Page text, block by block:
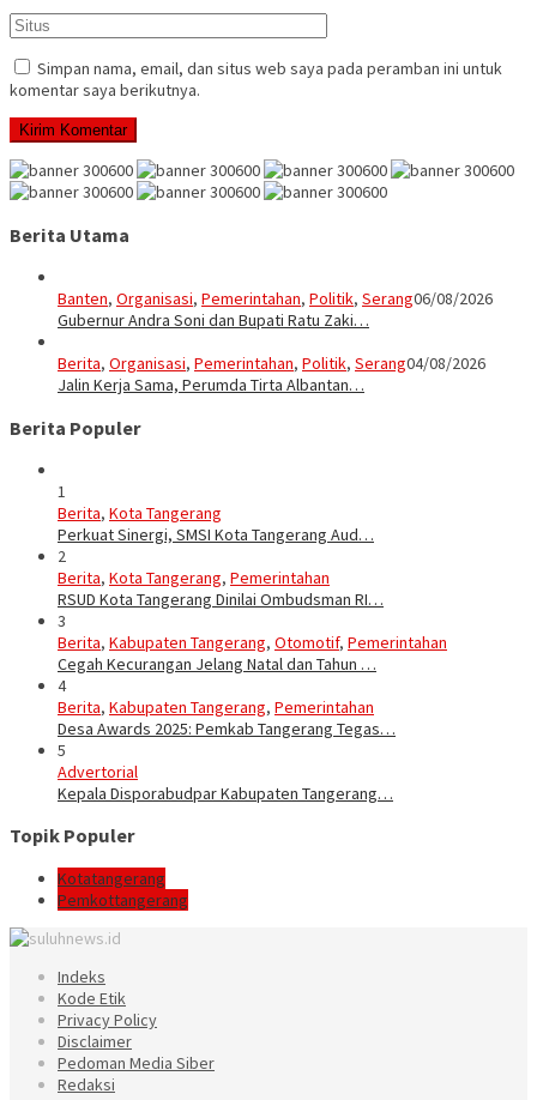
Simpan nama, email, dan situs web saya pada peramban ini untuk
komentar saya berikutnya.
Berita Utama
Banten, Organisasi, Pemerintahan, Politik, Serang06/08/2026
Gubernur Andra Soni dan Bupati Ratu Zaki…
Berita, Organisasi, Pemerintahan, Politik, Serang04/08/2026
Jalin Kerja Sama, Perumda Tirta Albantan…
Berita Populer
1
Berita, Kota Tangerang
Perkuat Sinergi, SMSI Kota Tangerang Aud…
2
Berita, Kota Tangerang, Pemerintahan
RSUD Kota Tangerang Dinilai Ombudsman RI…
3
Berita, Kabupaten Tangerang, Otomotif, Pemerintahan
Cegah Kecurangan Jelang Natal dan Tahun …
4
Berita, Kabupaten Tangerang, Pemerintahan
Desa Awards 2025: Pemkab Tangerang Tegas…
5
Advertorial
Kepala Disporabudpar Kabupaten Tangerang…
Topik Populer
Kotatangerang
Pemkottangerang
Indeks
Kode Etik
Privacy Policy
Disclaimer
Pedoman Media Siber
Redaksi